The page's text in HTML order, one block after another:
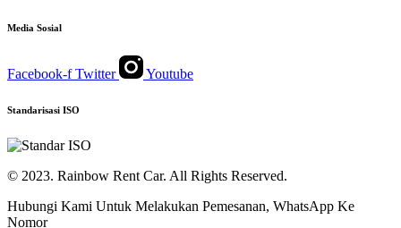
Media Sosial
Facebook-f Twitter Youtube
Standarisasi ISO
© 2023. Rainbow Rent Car. All Rights Reserved.
Hubungi Kami Untuk Melakukan Pemesanan, WhatsApp Ke
Nomor